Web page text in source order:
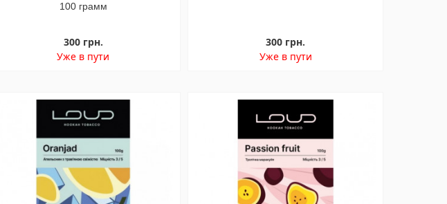
100 грамм
300 грн.
Уже в пути
300 грн.
Уже в пути